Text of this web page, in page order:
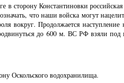
в сторону Константиновки
что наши войска могут
вокруг. Продолжается
до 600 м. ВС РФ взяли
Оскольского водохранилища.